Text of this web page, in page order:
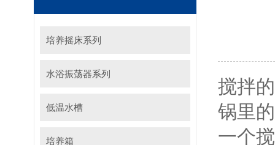
培养摇床系列
水浴振荡器系列
低温水槽
培养箱
搅拌
锅里
一个